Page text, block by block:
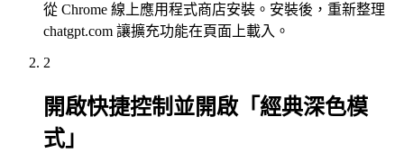
從 Chrome 線上應用程式商店安裝。安裝後，重新整理
chatgpt.com 讓擴充功能在頁面上載入。
2
開啟快捷控制並開啟「經典深色模
式」